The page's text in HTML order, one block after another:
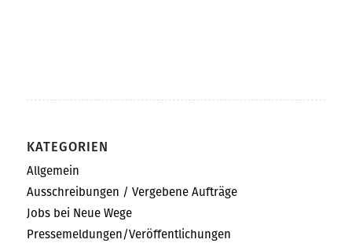
KATEGORIEN
Allgemein
Ausschreibungen / Vergebene Aufträge
Jobs bei Neue Wege
Pressemeldungen/Veröffentlichungen